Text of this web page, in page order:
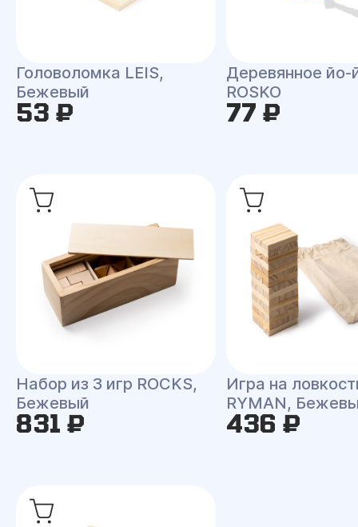
Головоломка LEIS,
Бежевый
53 ₽
Деревянное йо-
ROSKO
77 ₽
Набор из 3 игр ROCKS,
Бежевый
831 ₽
Игра на
RYMAN,
436 ₽